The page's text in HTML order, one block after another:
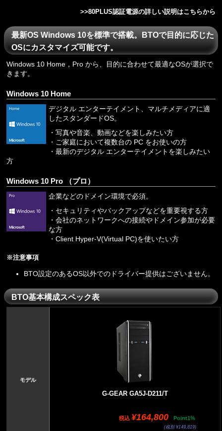
>>80PLUS認証電源の詳しい説明はこちらから
最新OS Windows 10を標準で搭載。BTOで目的に応じた
OSにカスタマイズ可能です。
Windows 10 Home，Pro から、目的に合わせて最適なOSが選択で
きます。
Windows 10 Home
デジタル エンターテイメント、マルチメディアに適
したスタンダードOS。
・写真や音楽、動画などを楽しみたい方
・ご家庭において複数台の PC をお使いの方
・最新のデジタル エンターテイメントを楽しみたい
方
Windows 10 Pro （プロ）
企業などのドメイン環境で必須。
・セキュリティやバックアップなどを重要視する方
・会社のネットワークへの接続やドメイン参加が必要
な方
・Client Hyper-V(Virtual PC)を使いたい方
※注意事項
BTO設定のあるOS以外でのドライバー提供はございません。
BTO基本構成スペック表
モデル
G-GEAR GA5J-D211/T
税込 ¥164,800 Point1%
(税別 ¥149,819)